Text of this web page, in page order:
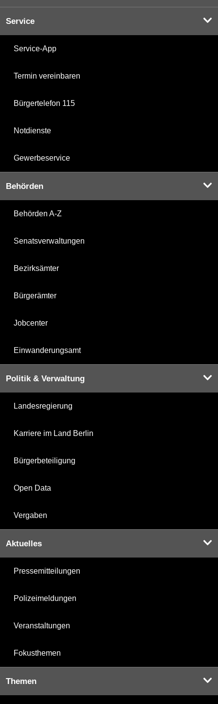
Service
Service-App
Termin vereinbaren
Bürgertelefon 115
Notdienste
Gewerbeservice
Behörden
Behörden A-Z
Senatsverwaltungen
Bezirksämter
Bürgerämter
Jobcenter
Einwanderungsamt
Politik & Verwaltung
Landesregierung
Karriere im Land Berlin
Bürgerbeteiligung
Open Data
Vergaben
Aktuelles
Pressemitteilungen
Polizeimeldungen
Veranstaltungen
Fokusthemen
Themen